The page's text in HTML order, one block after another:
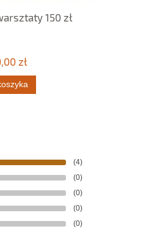
150 zł
zł
(4)
(0)
(0)
(0)
(0)